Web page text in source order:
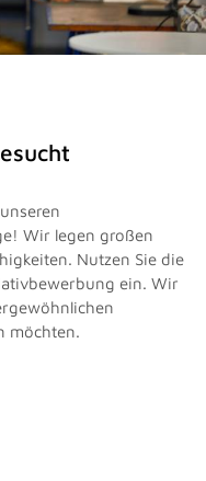
Wir legen großen
Nutzen Sie die
ein. Wir
möchten.